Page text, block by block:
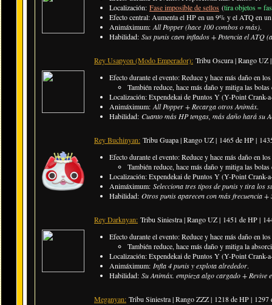
Localización: Fase imposible de sellos (tira objetos =
Efecto central: Aumenta el HP en un 9% y el ATQ en
Animáximum:All Popper (hace 100 combos o más).
Habilidad: Sus punis caen inflados + Potencia el ATQ
Rey Usapyon (Modo Emperador): Tribu Oscura | Rango UZ
Efecto durante el evento: Reduce y hace más daño en
También reduce, hace más daño y mitiga las
Localización: Expendekai de Puntos Y (Y-Point Crank-
Animáximum:All Popper + Recarga otros Animáx.
Habilidad: Cuanto más HP tengas, más daño hará su
Rey Buchinyan: Tribu Guapa | Rango UZ | 1465 de HP |
Efecto durante el evento: Reduce y hace más daño en
También reduce, hace más daño y mitiga las
Localización: Expendekai de Puntos Y (Y-Point Crank-
Animáximum: Selecciona tres tipos de punis y tira los
Habilidad: Otros punis aparecen con más frecuencia
Rey Darknyan: Tribu Siniestra | Rango UZ | 1451 de HP |
Efecto durante el evento: Reduce y hace más daño en
También reduce, hace más daño y mitiga la
Localización: Expendekai de Puntos Y (Y-Point Crank-
Animáximum: Infla 4 punis y explota alrededor.
Habilidad: Su Animáx. empieza algo cargado + Revive
Meganyan: Tribu Siniestra | Rango ZZZ | 1218 de HP | 1297